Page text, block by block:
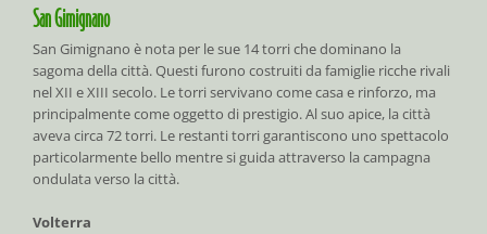
San Gimignano
San Gimignano è nota per le sue 14 torri che dominano la
sagoma della città. Questi furono costruiti da famiglie ricche rivali
nel XII e XIII secolo. Le torri servivano come casa e rinforzo, ma
principalmente come oggetto di prestigio. Al suo apice, la città
aveva circa 72 torri. Le restanti torri garantiscono uno spettacolo
particolarmente bello mentre si guida attraverso la campagna
ondulata verso la città.
Volterra